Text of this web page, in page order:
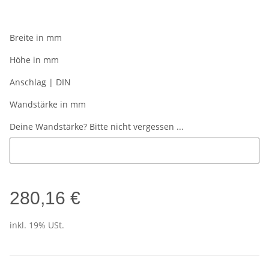
Breite in mm
Höhe in mm
Anschlag | DIN
Wandstärke in mm
Deine Wandstärke? Bitte nicht vergessen ...
280,16 €
inkl. 19% USt.